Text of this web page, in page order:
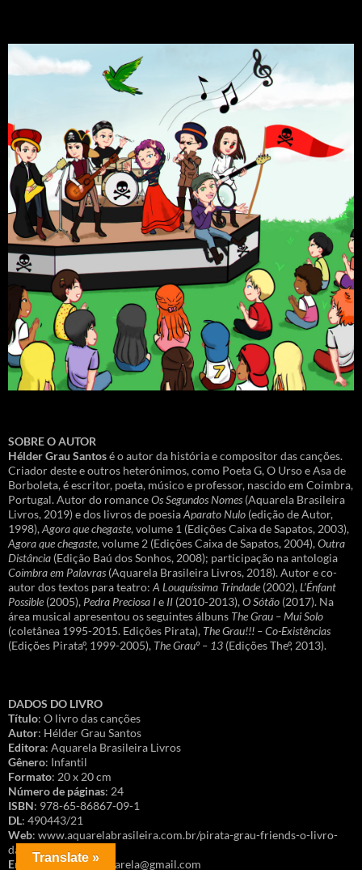
SOBRE O AUTOR
Hélder Grau Santosé o autor da história e compositor das canções.
Criador deste e outros heterónimos, como Poeta G, O Urso e Asa de
Borboleta, é escritor, poeta, músico e professor, nascido em Coimbra,
Portugal. Autor do romanceOs Segundos Nomes (Aquarela Brasileira
Livros, 2019) e dos livros de poesiaAparato Nulo (edição de Autor,
1998),Agora que chegaste, volume 1 (Edições Caixa de Sapatos, 2003),
Agora que chegaste, volume 2 (Edições Caixa de Sapatos, 2004),Outra
Distância (Edição Baú dos Sonhos, 2008); participação na antologia
Coimbra em Palavras (Aquarela Brasileira Livros, 2018). Autor e co-
autor dos textos para teatro: A Louquíssima Trindade (2002),L’Énfant
Possible (2005), Pedra Preciosa Ie II (2010-2013),O Sótão (2017). Na
área musical apresentou os seguintes álbuns The Grau – Mui Solo
(coletânea 1995-2015. Edições Pirata), The Grau!!! – Co-Existências
(Edições Pirataº, 1999-2005), The Grauº – 13 (Edições Theº, 2013).
DADOS DO LIVRO
Título: O livro das canções
Autor: Hélder Grau Santos
Editora: Aquarela Brasileira Livros
Gênero: Infantil
Formato: 20 x 20 cm
Número de páginas: 24
ISBN: 978-65-86867-09-1
DL: 490443/21
Web: www.aquarelabrasileira.com.br/pirata-grau-friends-o-livro-
das-cancoes
Encomendas: faleaquarela@gmail.com
Translate »